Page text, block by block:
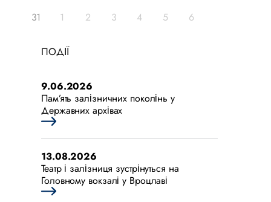
31
1 2 3 4 5 6
ПОДІЇ
9.06.2026
Пам’ять залізничних поколінь у
Державних архівах
13.08.2026
Театр і залізниця зустрінуться на
Головному вокзалі у Вроцлаві